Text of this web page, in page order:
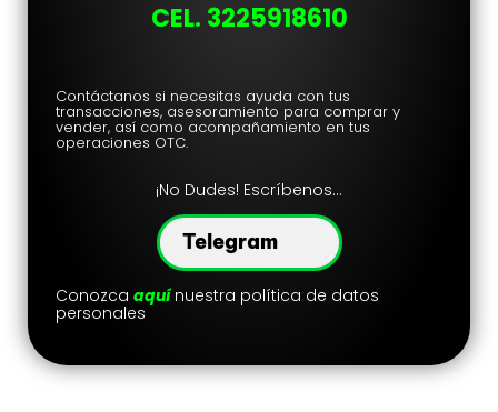
CEL. 3225918610
Contáctanos si necesitas ayuda con tus
transacciones, asesoramiento para comprar y
vender, así como acompañamiento en tus
operaciones OTC.
¡No Dudes! Escríbenos…
Conozca aquí nuestra política de datos
personales
Telegram